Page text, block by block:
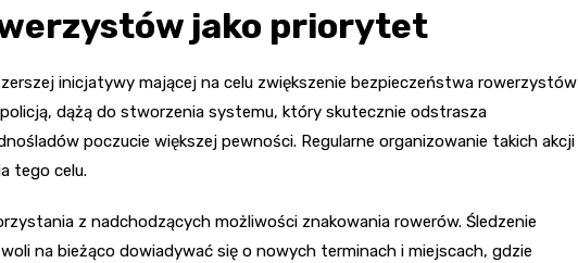
jako priorytet
inicjatywy mającej na celu zwiększenie bezpieczeństwa rowerzystów
policją, dążą do stworzenia systemu, który skutecznie odstrasza
poczucie większej pewności. Regularne organizowanie takich akcji
tego celu.
z nadchodzących możliwości znakowania rowerów. Śledzenie
na bieżąco dowiadywać się o nowych terminach i miejscach, gdzie